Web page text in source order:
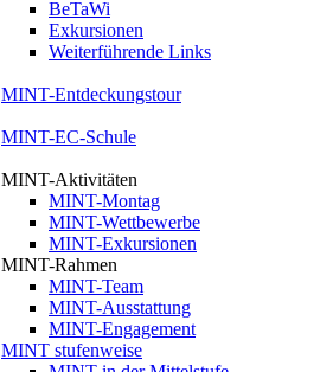
BeTaWi
Exkursionen
Weiterführende Links
MINT-Entdeckungstour
MINT-EC-Schule
MINT-Aktivitäten
MINT-Montag
MINT-Wettbewerbe
MINT-Exkursionen
MINT-Rahmen
MINT-Team
MINT-Ausstattung
MINT-Engagement
MINT stufenweise